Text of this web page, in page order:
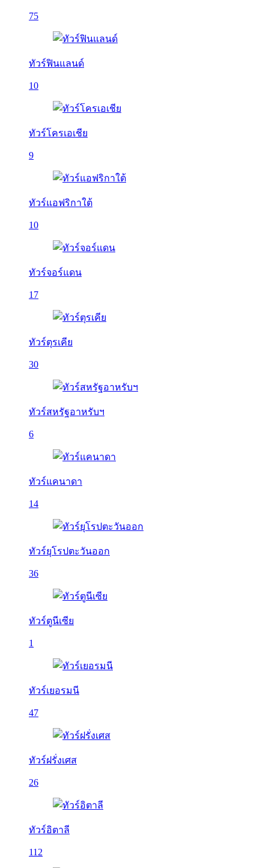
75
ทัวร์ฟินแลนด์
10
ทัวร์โครเอเชีย
9
ทัวร์แอฟริกาใต้
10
ทัวร์จอร์แดน
17
ทัวร์ตุรเคีย
30
ทัวร์สหรัฐอาหรับฯ
6
ทัวร์แคนาดา
14
ทัวร์ยุโรปตะวันออก
36
ทัวร์ตูนีเซีย
1
ทัวร์เยอรมนี
47
ทัวร์ฝรั่งเศส
26
ทัวร์อิตาลี
112